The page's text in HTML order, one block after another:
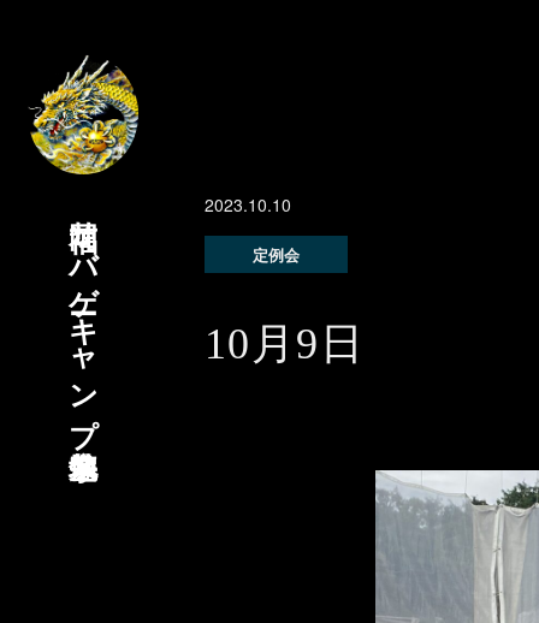
福岡サバゲーキャンプ宗像基地 2023.10.10
定例会
10月9日